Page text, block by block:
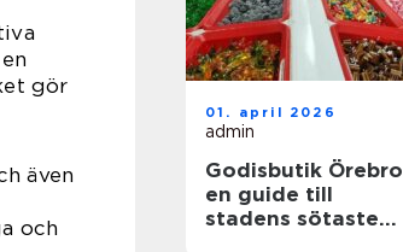
gör
även
och
01. april 2026
admin
Godisbutik Örebro
en guide till
stadens sötaste